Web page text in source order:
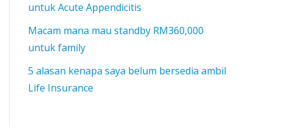
untuk Acute Appendicitis
Macam mana mau standby RM360,000
untuk family
5 alasan kenapa saya belum bersedia ambil
Life Insurance